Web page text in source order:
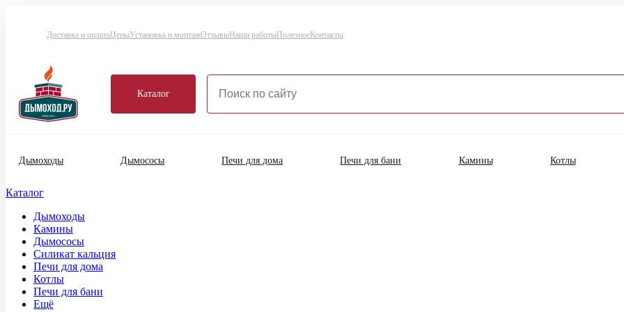
Доставка и оплатаЦеныУстановка и монтажОтзывыНаши работыПолезное Контакты
Каталог
Дымоходы Дымососы Печи для дома Печи для бани Камины Котлы
Каталог
Дымоходы
Камины
Дымососы
Силикат кальция
Печи для дома
Котлы
Печи для бани
Ещё